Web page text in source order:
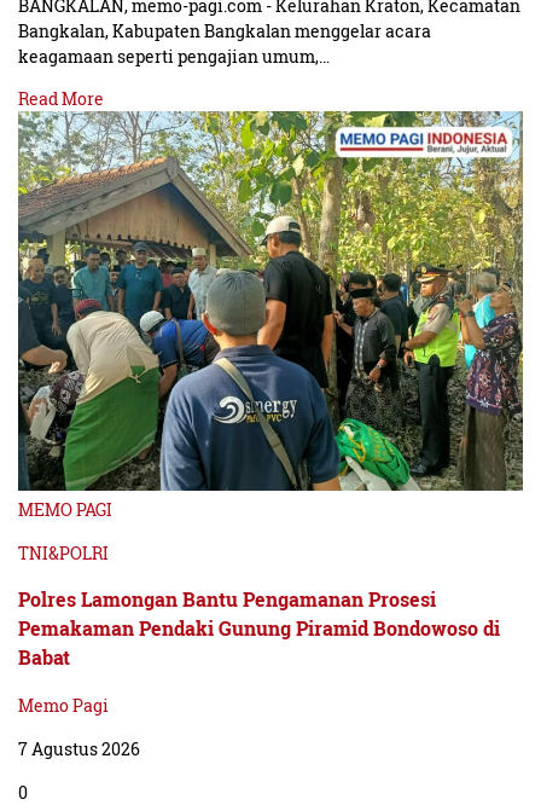
BANGKALAN, memo-pagi.com - Kelurahan Kraton, Kecamatan
Bangkalan, Kabupaten Bangkalan menggelar acara
keagamaan seperti pengajian umum,…
Read More
MEMO PAGI
TNI&POLRI
Polres Lamongan Bantu Pengamanan Prosesi
Pemakaman Pendaki Gunung Piramid Bondowoso di
Babat
Memo Pagi
7 Agustus 2026
0